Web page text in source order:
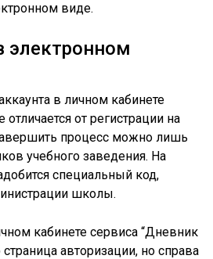
виде.
электронном
в личном кабинете
от регистрации на
процесс можно лишь
учебного заведения. На
специальный код,
школы.
кабинете сервиса “Дневник
авторизации, но справа